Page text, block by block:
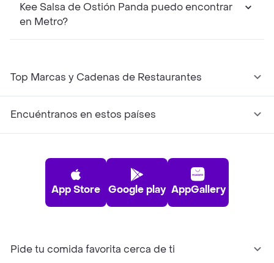
Kee Salsa de Ostión Panda puedo encontrar
en Metro?
Top Marcas y Cadenas de Restaurantes
Encuéntranos en estos países
App Store Google play AppGallery
Pide tu comida favorita cerca de ti